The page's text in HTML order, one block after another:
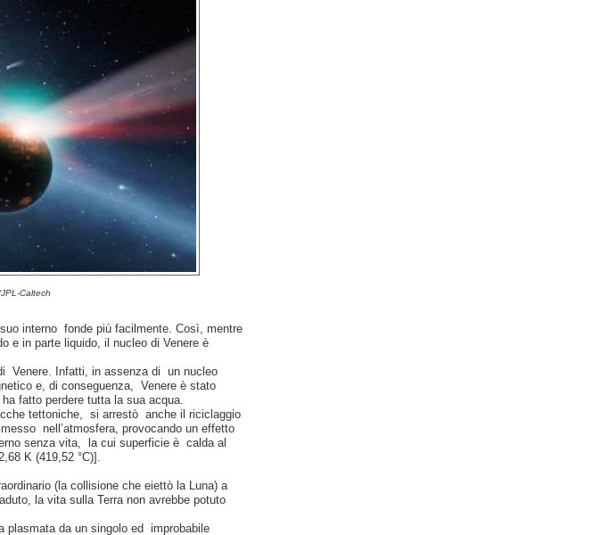
Caltech
interno fonde più facilmente. Così, mentre
e in parte liquido, il nucleo di Venere è
Venere. Infatti, in assenza di un nucleo
e, di conseguenza, Venere è stato
fatto perdere tutta la sua acqua.
tettoniche, si arrestò anche il riciclaggio
nell’atmosfera, provocando un effetto
senza vita, la cui superficie è calda al
K (419,52 °C)].
(la collisione che eiettò la Luna) a
la vita sulla Terra non avrebbe potuto
plasmata da un singolo ed improbabile